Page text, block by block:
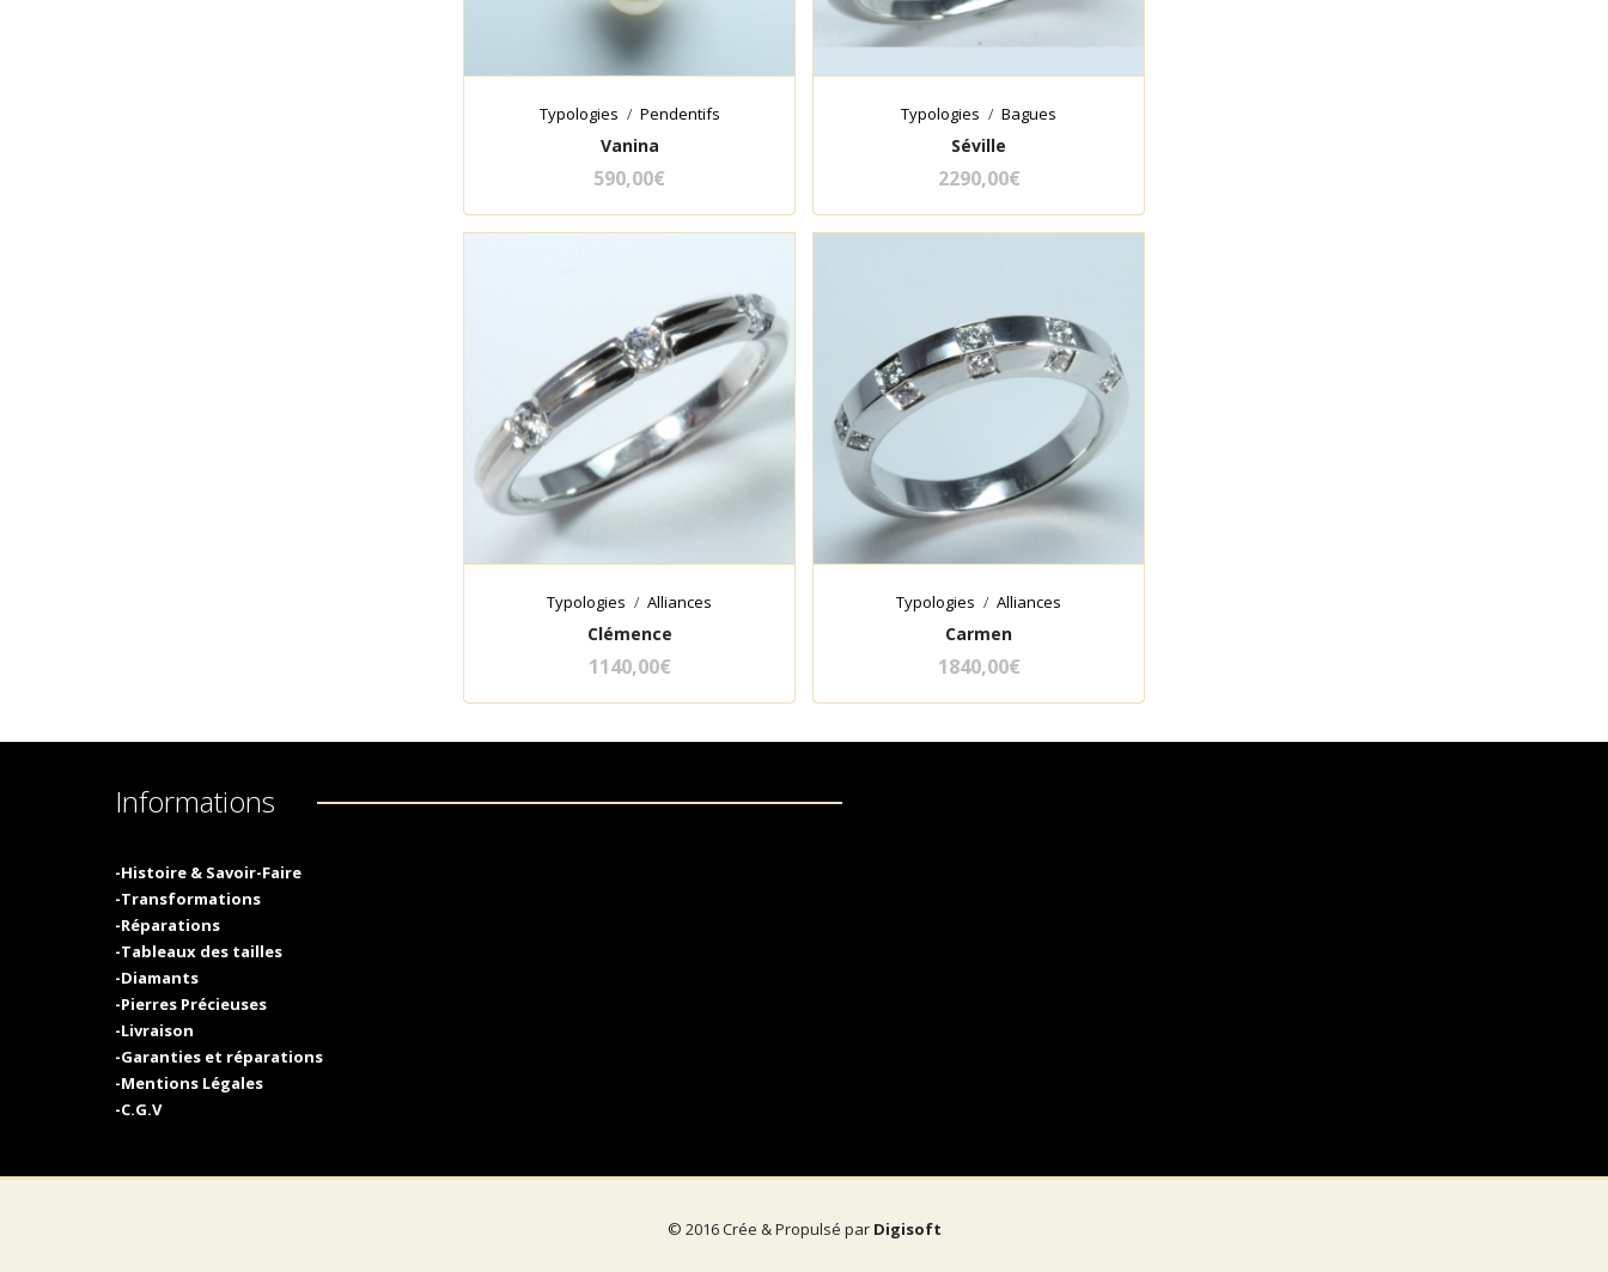
Typologies Pendentifs
Vanina
590,00€
Typologies Bagues
Séville
2290,00€
Typologies Alliances
Clémence
1140,00€
Typologies Alliances
Carmen
1840,00€
Informations
-Histoire & Savoir-Faire
-Transformations
-Réparations
-Tableaux des tailles
-Diamants
-Pierres Précieuses
-Livraison
-Garanties et réparations
-Mentions Légales
-C.G.V
© 2016 Crée & Propulsé par Digisoft